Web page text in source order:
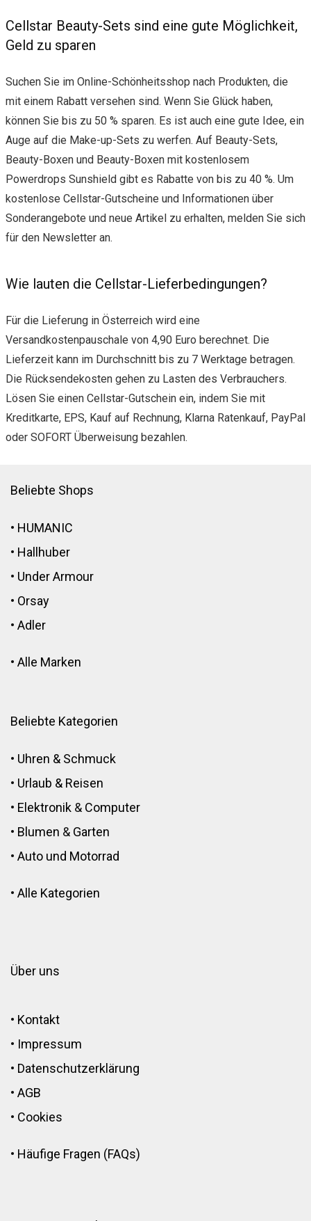
Cellstar Beauty-Sets sind eine gute Möglichkeit,
Geld zu sparen
Suchen Sie im Online-Schönheitsshop nach Produkten, die
mit einem Rabatt versehen sind. Wenn Sie Glück haben,
können Sie bis zu 50 % sparen. Es ist auch eine gute Idee, ein
Auge auf die Make-up-Sets zu werfen. Auf Beauty-Sets,
Beauty-Boxen und Beauty-Boxen mit kostenlosem
Powerdrops Sunshield gibt es Rabatte von bis zu 40 %. Um
kostenlose Cellstar-Gutscheine und Informationen über
Sonderangebote und neue Artikel zu erhalten, melden Sie sich
für den Newsletter an.
Wie lauten die Cellstar-Lieferbedingungen?
Für die Lieferung in Österreich wird eine
Versandkostenpauschale von 4,90 Euro berechnet. Die
Lieferzeit kann im Durchschnitt bis zu 7 Werktage betragen.
Die Rücksendekosten gehen zu Lasten des Verbrauchers.
Lösen Sie einen Cellstar-Gutschein ein, indem Sie mit
Kreditkarte, EPS, Kauf auf Rechnung, Klarna Ratenkauf, PayPal
oder SOFORT Überweisung bezahlen.
Beliebte Shops
• HUMANIC
• Hallhuber
• Under Armour
• Orsay
• Adler
• Alle Marken
Beliebte Kategorien
• Uhren & Schmuck
• Urlaub & Reisen
• Elektronik & Computer
• Blumen & Garten
• Auto und Motorrad
• Alle Kategorien
Über uns
• Kontakt
• Impressum
• Datenschutzerklärung
• AGB
• Cookies
• Häufige Fragen (FAQs)